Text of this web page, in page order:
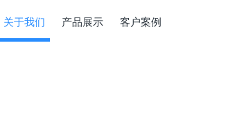
关于我们 产品展示 客户案例